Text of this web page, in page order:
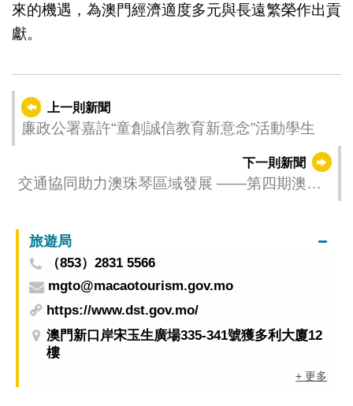
來的機遇，為澳門經濟適度多元與長遠繁榮作出貢
獻。
上一則新聞
廉政公署嘉許“童創誠信教育新意念”活動學生
下一則新聞
交通協同助力澳珠琴區域發展 ——第四期澳珠
旅遊局
（853）2831 5566
mgto@macaotourism.gov.mo
https://www.dst.gov.mo/
澳門新口岸宋玉生廣場335-341號獲多利大廈12
樓
+ 更多